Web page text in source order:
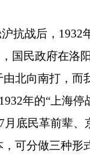
沪抗战后，
国民政府在洛
由北向南打，
年的“上海
月底民革前辈
，可分做三种